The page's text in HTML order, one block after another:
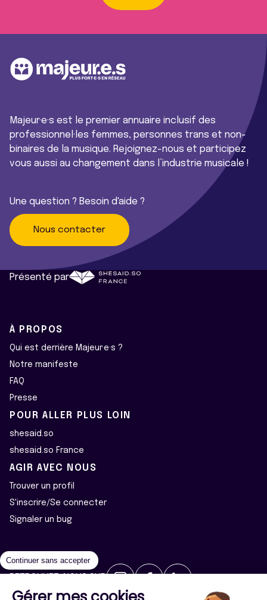
Majeur·e·s est le premier annuaire inclusif des
professionnel·les femmes, personnes trans et non-
binaires de la musique. Rejoignez-nous et participez
vous aussi au changement dans l’industrie musicale !
Une question ? Besoin d'aide ?
Nous contacter
Présenté par
À PROPOS
Qui est derrière Majeur·e·s ?
Notre manifeste
FAQ
Presse
POUR ALLER PLUS LOIN
shesaid.so
shesaid.so France
AGIR AVEC NOUS
Trouver un profil
S'inscrire/Se connecter
Signaler un bug
2026 ©Majeur·e·s - Tous droits réservés
Continuer sans accepter